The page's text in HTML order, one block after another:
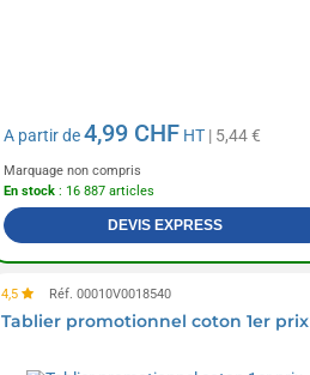
A partir de4,99 CHF HT| 5,44 €
Marquage non compris
En stock: 16 887 articles
DEVIS EXPRESS
4,5 Réf. 00010V0018540
Tablier promotionnel coton 1er prix